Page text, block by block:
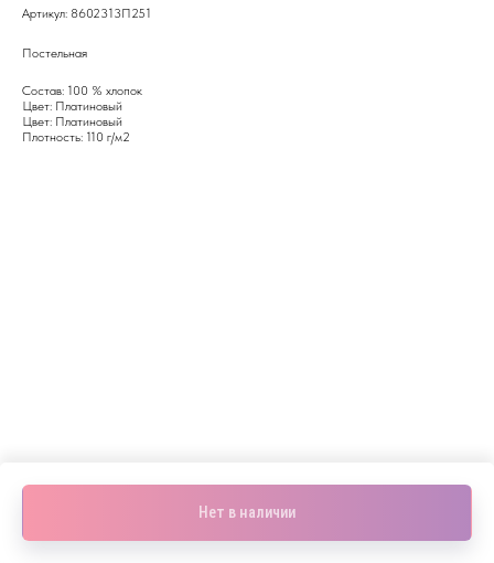
Артикул: 8602313П251
Нет в наличии
Постельная
Состав: 100 % хлопок
Цвет: Платиновый
Цвет: Платиновый
Плотность: 110 г/м2